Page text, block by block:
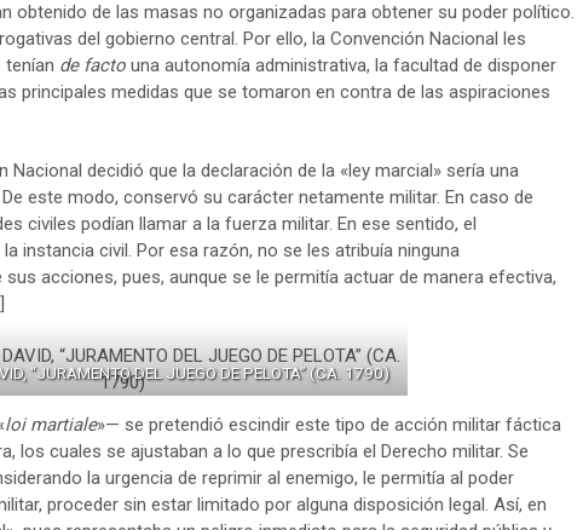
obtenido de las masas no organizadas para obtener su poder político.
del gobierno central. Por ello, la Convención Nacional les
tenían de facto una autonomía administrativa, la facultad de disponer
principales medidas que se tomaron en contra de las aspiraciones
decidió que la declaración de la «ley marcial» sería una
este modo, conservó su carácter netamente militar. En caso de
civiles podían llamar a la fuerza militar. En ese sentido, el
instancia civil. Por esa razón, no se les atribuía ninguna
acciones, pues, aunque se le permitía actuar de manera efectiva,
“JURAMENTO DEL JUEGO DE PELOTA” (CA. 1790)
loi martiale»— se pretendió escindir este tipo de acción militar fáctica
los cuales se ajustaban a lo que prescribía el Derecho militar. Se
la urgencia de reprimir al enemigo, le permitía al poder
proceder sin estar limitado por alguna disposición legal. Así, en